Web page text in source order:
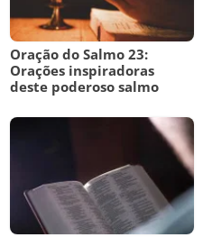
Oração do Salmo 23:
Orações inspiradoras
deste poderoso salmo